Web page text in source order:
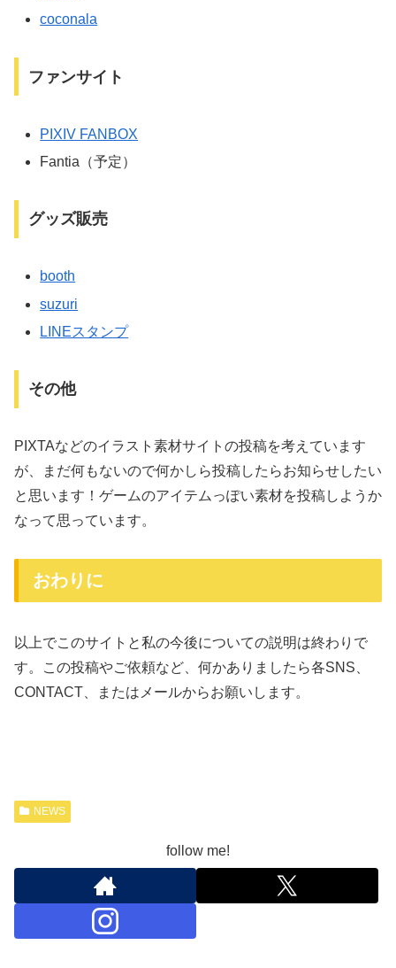
coconala
ファンサイト
PIXIV FANBOX
Fantia（予定）
グッズ販売
booth
suzuri
LINEスタンプ
その他
PIXTAなどのイラスト素材サイトの投稿を考えています
が、まだ何もないので何かしら投稿したらお知らせしたい
と思います！ゲームのアイテムっぽい素材を投稿しようか
なって思っています。
おわりに
以上でこのサイトと私の今後についての説明は終わりで
す。この投稿やご依頼など、何かありましたら各SNS、
CONTACT、またはメールからお願いします。
NEWS
follow me!